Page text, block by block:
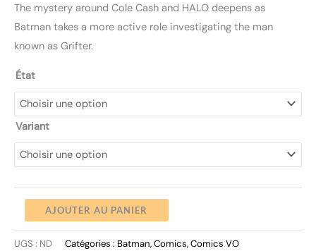
The mystery around Cole Cash and HALO deepens as
Batman takes a more active role investigating the man
known as Grifter.
État
Variant
AJOUTER AU PANIER
UGS : ND Catégories : Batman,Comics,Comics VO